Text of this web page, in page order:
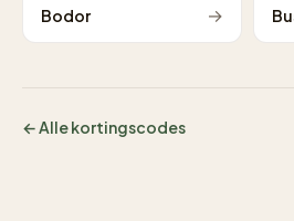
Bodor →
← Alle kortingscodes